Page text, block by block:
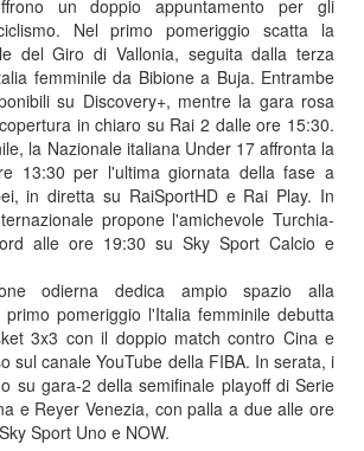
un doppio appuntamento per gli
Nel primo pomeriggio scatta la
del Giro di Vallonia, seguita dalla terza
femminile da Bibione a Buja. Entrambe
su Discovery+, mentre la gara rosa
in chiaro su Rai 2 dalle ore 15:30.
la Nazionale italiana Under 17 affronta la
13:30 per l'ultima giornata della fase a
in diretta su RaiSportHD e Rai Play. In
propone l'amichevole Turchia-
alle ore 19:30 su Sky Sport Calcio e
odierna dedica ampio spazio alla
primo pomeriggio l'Italia femminile debutta
3x3 con il doppio match contro Cina e
sul canale YouTube della FIBA. In serata, i
su gara-2 della semifinale playoff di Serie
e Reyer Venezia, con palla a due alle ore
Sport Uno e NOW.